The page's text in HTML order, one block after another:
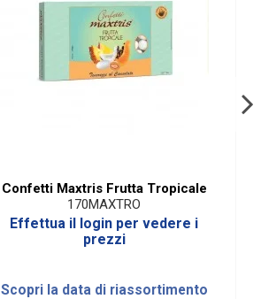
Confetti Maxtris Frutta Tropicale
170MAXTRO
Effettua il login per vedere i
prezzi
Scopri la data di riassortimento